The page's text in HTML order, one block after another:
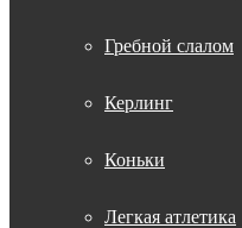
Гребной слалом
Керлинг
Коньки
Легкая атлетика